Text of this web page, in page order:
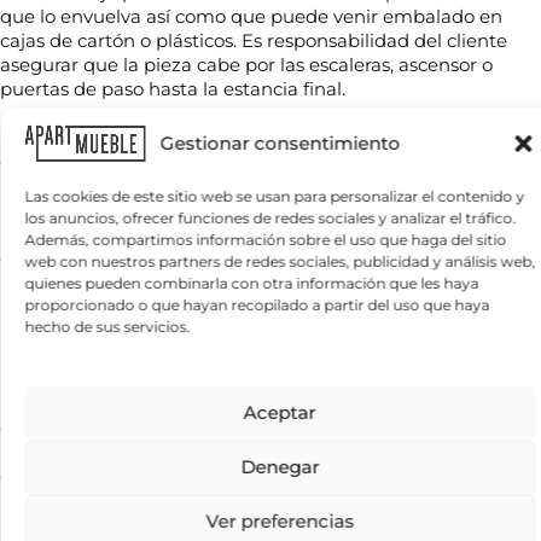
Gestionar consentimiento
Las cookies de este sitio web se usan para personalizar el contenido y
los anuncios, ofrecer funciones de redes sociales y analizar el tráfico.
Además, compartimos información sobre el uso que haga del sitio
web con nuestros partners de redes sociales, publicidad y análisis web,
quienes pueden combinarla con otra información que les haya
proporcionado o que hayan recopilado a partir del uso que haya
hecho de sus servicios.
Aceptar
Denegar
Ver preferencias
que lo envuelva así como que puede venir embalado en
cajas de cartón o plásticos. Es responsabilidad del cliente
asegurar que la pieza cabe por las escaleras, ascensor o
puertas de paso hasta la estancia final.
El color que muestra la foto es el real, pero su ordenador o
dispositivo móvil puede mostrarle alguna variación con
respecto al color original.
Para cualquier consulta contactar con nuestro
departamento comercial contract@apartmueble.com,
nuestro whatsapp o teléfono +34 977 393 878.
Para grandes cantidades consultar precio final.
Este producto se sirve a pie de calle, en el momento de la
entrega revise ante el transportista que la mercancía no ha
especificados en el albarán de entrega al transportista.
Para entregas fuera de península, así como Baleares y
r
ó
n
i
o
*
r
e
*
T
l
é
o
n
*
C
o
r
e
o
e
e
c
t
¿
Q
u
é
n
e
Responsable del tratamiento:APARTMUEBLE, S.L.
Legitimación del tratamiento:Interés legítimo y consentimiento del
las obligaciones legales.Destinatarios:Prestadores de servicios o
Derecho a retirar el consentimiento en